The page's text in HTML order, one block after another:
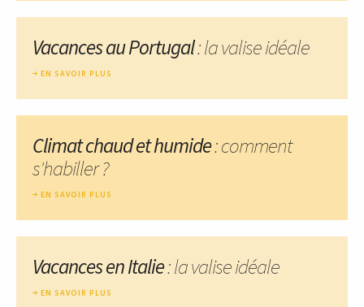
Vacances au Portugal: la valise idéale
EN SAVOIR PLUS
Climat chaud et humide: comment
s'habiller ?
EN SAVOIR PLUS
Vacances en Italie: la valise idéale
EN SAVOIR PLUS